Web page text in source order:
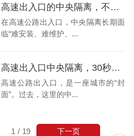
高速出入口的中央隔离，不该再被忽视了
在高速公路出入口，中央隔离长期面
临“难安装、难维护、...
高速出入口中央隔离，30秒快速打开应急通道
高速公路出入口，是一座城市的“封
面”。过去，这里的中...
1 / 19 下一页